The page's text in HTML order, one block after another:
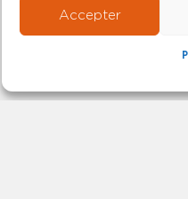
Accepter